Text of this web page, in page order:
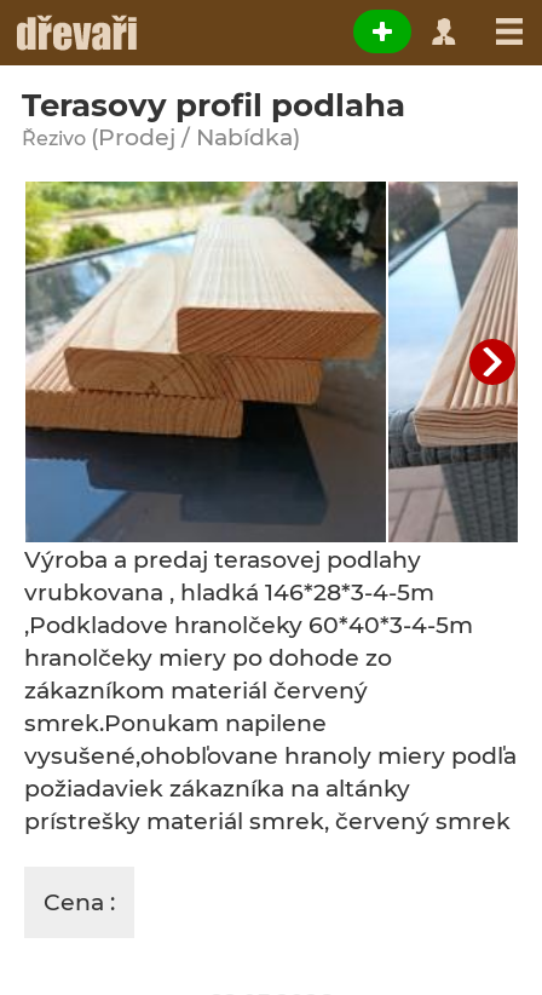
Terasovy profil podlaha
Řezivo (Prodej / Nabídka)
Výroba a predaj terasovej podlahy
vrubkovana , hladká 146*28*3-4-5m
,Podkladove hranolčeky 60*40*3-4-5m
hranolčeky miery po dohode zo
zákazníkom materiál červený
smrek.Ponukam napilene
vysušené,ohobľovane hranoly miery podľa
požiadaviek zákazníka na altánky
prístrešky materiál smrek, červený smrek
Cena :